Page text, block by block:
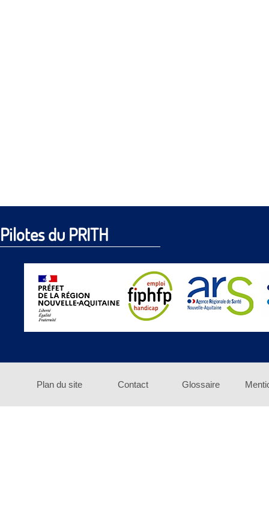
Pilotes du PRITH
Plan du site Contact Glossaire